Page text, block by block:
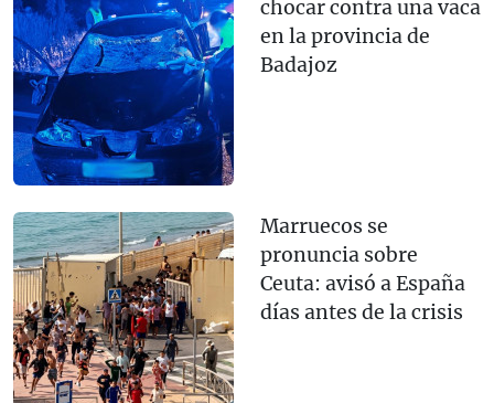
chocar contra una vaca
en la provincia de
Badajoz
Marruecos se
pronuncia sobre
Ceuta: avisó a España
días antes de la crisis